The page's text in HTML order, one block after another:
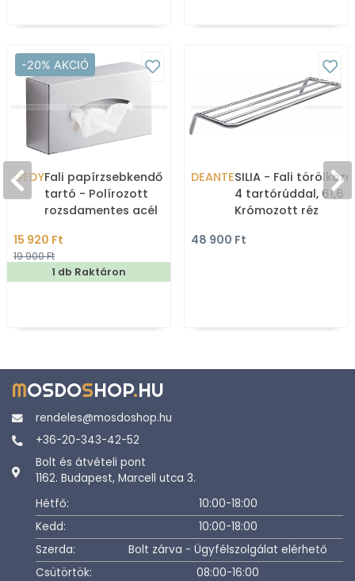
-20% AKCIÓ
GEDYFali papírzsebkendő
tartó - Polírozott
rozsdamentes acél
15 920 Ft
19 900 Ft
1 db Raktáron
DEANTESILIA - Fali
4 tartórúddal, 61,6
Krómozott réz
48 900 Ft
MOSDOSHOP.HU
rendeles@mosdoshop.hu
+36-20-343-42-52
Bolt és átvételi pont
1162. Budapest, Marcell utca 3.
Hétfő:
10:00-18:00
Kedd:
10:00-18:00
Szerda:
Bolt zárva - Ügyfélszolgálat elérhető
Csütörtök:
08:00-16:00